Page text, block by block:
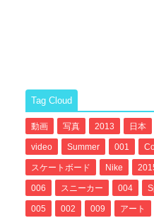
Tag Cloud
動画 写真 2013 日本
video Summer 001
スケートボード Nike
006 スニーカー 004
005 002 009 アート